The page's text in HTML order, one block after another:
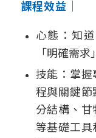
課程效益｜
心態：知
「明確需
技能：掌握
程與關鍵節
分結構、甘
等基礎工